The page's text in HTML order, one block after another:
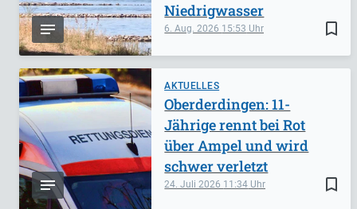
bookmark_border
6. Aug. 2026 15:53
Niedrigwasser
AKTUELLES
bookmark_border
24. Juli 2026 11:34
Oberderdingen: 11-
Jährige rennt bei Rot
über Ampel und wird
schwer verletzt